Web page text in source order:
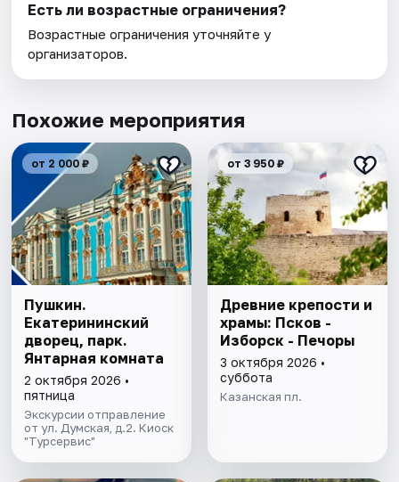
Есть ли возрастные ограничения?
Возрастные ограничения уточняйте у
организаторов.
Похожие мероприятия
от 2 000 ₽
Пушкин.
Екатерининский
дворец, парк.
Янтарная комната
2 октября 2026 •
пятница
Экскурсии отправление
от ул. Думская, д.2. Киоск
"Турсервис"
от 3 950 ₽
Древние крепости и
храмы: Псков -
Изборск - Печоры
3 октября 2026 •
суббота
Казанская пл.